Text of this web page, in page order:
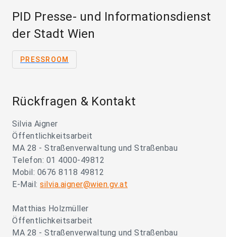
PID Presse- und Informationsdienst
der Stadt Wien
PRESSROOM
Rückfragen & Kontakt
Silvia Aigner
Öffentlichkeitsarbeit
MA 28 - Straßenverwaltung und Straßenbau
Telefon: 01 4000-49812
Mobil: 0676 8118 49812
E-Mail: silvia.aigner@wien.gv.at
Matthias Holzmüller
Öffentlichkeitsarbeit
MA 28 - Straßenverwaltung und Straßenbau